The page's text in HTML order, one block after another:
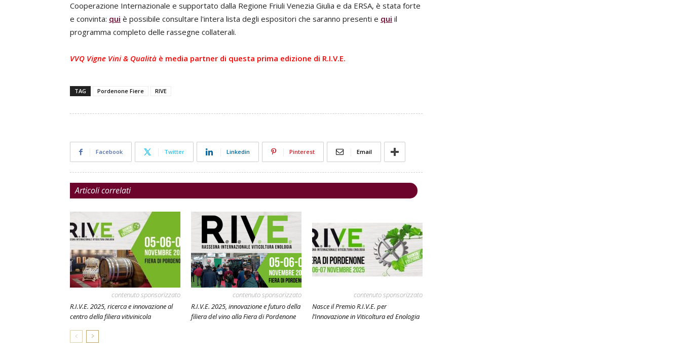
Cooperazione Internazionale e supportato dalla Regione Friuli Venezia Giulia e da ERSA, è stata forte
e convinta: qui è possibile consultare l'intera lista degli espositori che saranno presenti e qui il
programma completo delle rassegne collaterali.
VVQ Vigne Vini & Qualità è media partner di questa prima edizione di R.I.V.E.
TAG Pordenone Fiere RIVE
Facebook Twitter Linkedin Pinterest Email
Articoli correlati
contenuto sponsorizzato
R.I.V.E. 2025, ricerca e innovazione al
centro della filiera vitivinicola
contenuto sponsorizzato
R.I.V.E. 2025, innovazione e futuro della
filiera del vino alla Fiera di Pordenone
contenuto sponsorizzato
Nasce il Premio R.I.V.E. per
l’Innovazione in Viticoltura ed Enologia